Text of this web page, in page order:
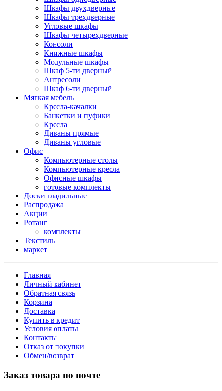
Шкафы двухдверные
Шкафы трехдверные
Угловые шкафы
Шкафы четырехдверные
Консоли
Книжные шкафы
Модульные шкафы
Шкаф 5-ти дверный
Антресоли
Шкаф 6-ти дверный
Мягкая мебель
Кресла-качалки
Банкетки и пуфики
Кресла
Диваны прямые
Диваны угловые
Офис
Компьютерные столы
Компьютерные кресла
Офисные шкафы
готовые комплекты
Доски гладильные
Распродажа
Акции
Ротанг
комплекты
Текстиль
маркет
Главная
Личный кабинет
Обратная связь
Корзина
Доставка
Купить в кредит
Условия оплаты
Контакты
Отказ от покупки
Обмен/возврат
Заказ товара по почте